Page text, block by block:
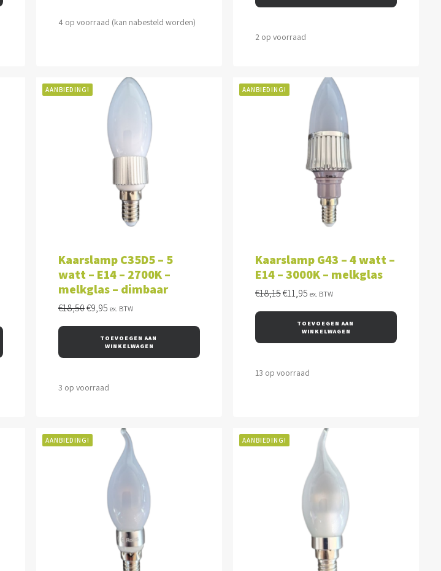
4 op voorraad (kan nabesteld worden)
2 op voorraad
AANBIEDING!
Kaarslamp C35D5 – 5
watt – E14 – 2700K –
melkglas – dimbaar
€18,50Oorspronkelijke
€18,50.
€9,95Huidige
€9,95.
ex. BTW
TOEVOEGEN AAN
WINKELWAGEN
3 op voorraad
AANBIEDING!
Kaarslamp G43 – 4 watt –
E14 – 3000K – melkglas
€18,15Oorspronkelijke
€18,15.
€11,95Huidige
€11,95.
ex. BTW
TOEVOEGEN AAN
WINKELWAGEN
13 op voorraad
AANBIEDING! AANBIEDING!